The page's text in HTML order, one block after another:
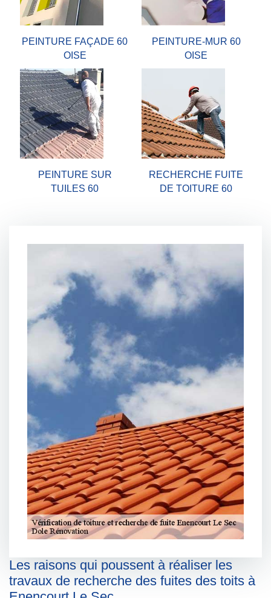
PEINTURE FAÇADE 60
OISE
PEINTURE-MUR 60
OISE
PEINTURE SUR
TUILES 60
RECHERCHE FUITE
DE TOITURE 60
Les raisons qui poussent à réaliser les
travaux de recherche des fuites des toits à